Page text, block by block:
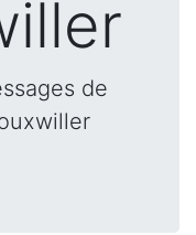
de